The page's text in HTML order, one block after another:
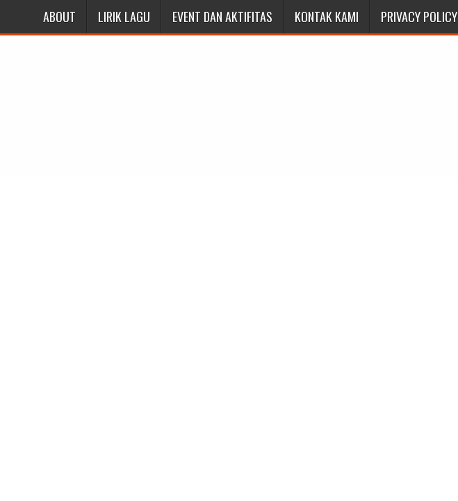
ABOUT LIRIK LAGU EVENT DAN AKTIFITAS KONTAK KAMI PRIVACY POLICY